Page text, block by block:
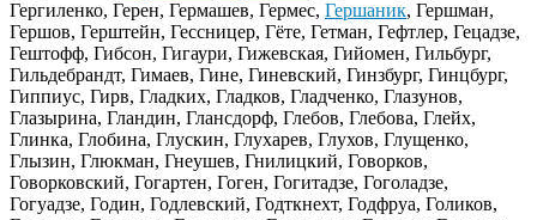
Гергиленко, Герен, Гермашев, Гермес, Гершаник, Гершман,
Гершов, Герштейн, Гессницер, Гёте, Гетман, Гефтлер, Гецадзе,
Гештофф, Гибсон, Гигаури, Гижевская, Гийомен, Гильбург,
Гильдебрандт, Гимаев, Гине, Гиневский, Гинзбург, Гинцбург,
Гиппиус, Гирв, Гладких, Гладков, Гладченко, Глазунов,
Глазырина, Гландин, Глансдорф, Глебов, Глебова, Глейх,
Глинка, Глобина, Глускин, Глухарев, Глухов, Глущенко,
Глызин, Глюкман, Гнеушев, Гнилицкий, Говорков,
Говорковский, Гогартен, Гоген, Гогитадзе, Гоголадзе,
Гогуадзе, Годин, Годлевский, Годткнехт, Годфруа, Голиков,